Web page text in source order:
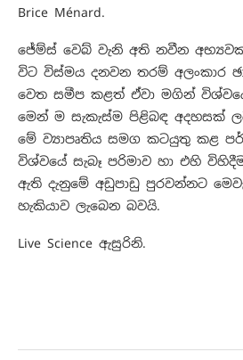
Brice Ménard.
ජේම්ස් වෙබ් වැනි අති නවීන
විට විස්මය දනවන තරම් අලංකාර
වෙත සමීප කළත් ඒවා මගින්
මෙන් ම සැකැස්ම පිළිබඳ අදහසක්
මේ ව්‍යාපෘතිය සමග කටයුතු කළ
විශ්වයේ සැබෑ පරිමාව හා එහි
ඇති දැනුමේ අඩුපාඩු පුරවන්නට
හැකියාව ලැබෙන බවයි.
Live Science ඇසුරිනි.